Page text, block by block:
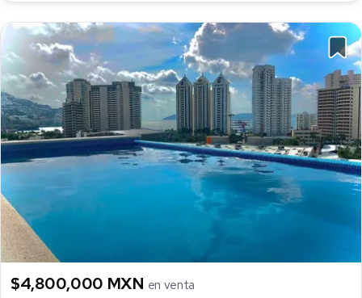
$4,800,000 MXN en venta